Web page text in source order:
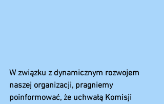
W związku z dynamicznym rozwojem
naszej organizacji, pragniemy
poinformować, że uchwałą Komisji